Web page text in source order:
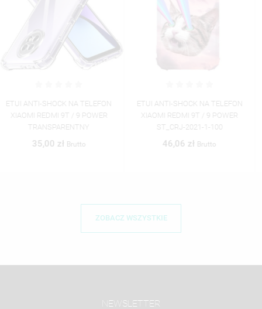
ETUI ANTI-SHOCK NA TELEFON
XIAOMI REDMI 9T / 9 POWER
ST_CRJ-2021-1-100
46,06 zł Brutto
ETUI ANTI-SHOCK NA TELEFON
XIAOMI REDMI 9T / 9 POWER
ST_CRJ-2021-1-101
46,06 zł Brutto
ZOBACZ WSZYSTKIE
NEWSLETTER